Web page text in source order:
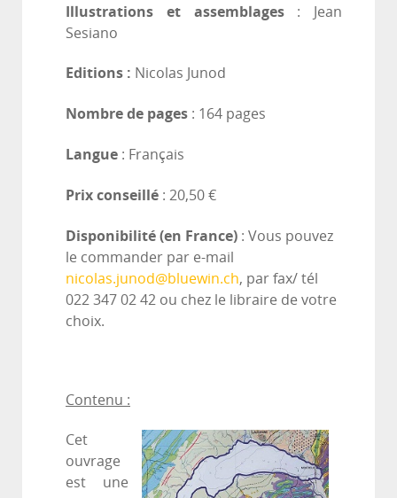
Illustrations et assemblages: Jean
Sesiano
Editions : Nicolas Junod
Nombre de pages : 164 pages
Langue : Français
Prix conseillé : 20,50 €
Disponibilité (en France) : Vous pouvez
le commander par e-mail
nicolas.junod@bluewin.ch, par fax/ tél
022 347 02 42 ou chez le libraire de votre
choix.
Contenu :
Cet
ouvrage
est une